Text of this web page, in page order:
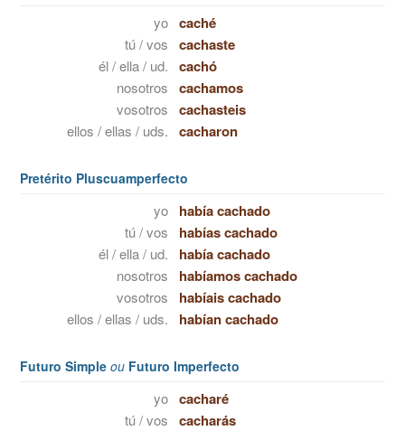
yo caché
tú / vos cachaste
él / ella / ud. cachó
nosotros cachamos
vosotros cachasteis
ellos / ellas / uds. cacharon
Pretérito Pluscuamperfecto
yo había cachado
tú / vos habías cachado
él / ella / ud. había cachado
nosotros habíamos cachado
vosotros habíais cachado
ellos / ellas / uds. habían cachado
Futuro Simple ou Futuro Imperfecto
yo cacharé
tú / vos cacharás